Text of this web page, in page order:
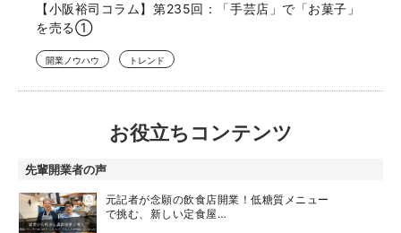
【小阪裕司コラム】第235回：「手芸店」で「お菓子」
を売る①
開業ノウハウ トレンド
お役立ちコンテンツ
先輩開業者の声
元記者が念願の飲食店開業！低糖質メニュー
で挑む、新しい定食屋…